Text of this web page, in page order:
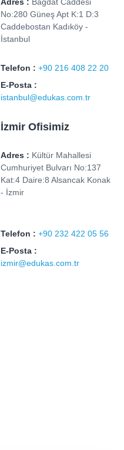
No:280 Güneş Apt K:1 D:3
Caddebostan Kadıköy -
İstanbul
Telefon : +90 216 408 22 20
E-Posta :
istanbul@edukas.com.tr
İzmir Ofisimiz
Adres : Kültür Mahallesi
Cumhuriyet Bulvarı No:137
Kat:4 Daire:8 Alsancak Konak
- İzmir
Telefon : +90 232 422 05 56
E-Posta :
izmir@edukas.com.tr